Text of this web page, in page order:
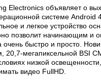
Electronics объявляет о
системе
и легкое устройство
позволит начинающим и
очень быстро и просто.
20,7-мегапиксельной BSI
низкой
видео FullHD.